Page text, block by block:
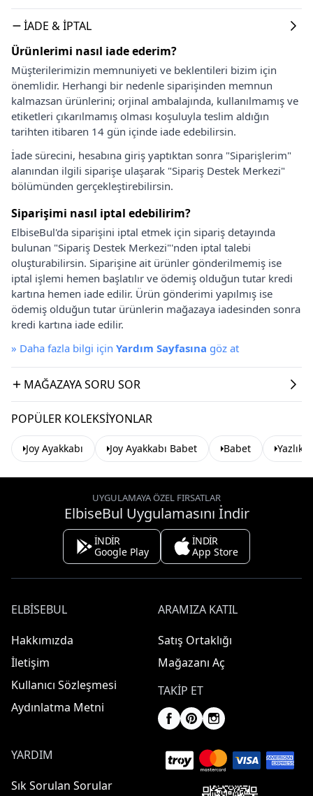
İADE & İPTAL
Ürünlerimi nasıl iade ederim?
Müşterilerimizin memnuniyeti ve beklentileri bizim için
önemlidir. Herhangi bir nedenle siparişinden memnun
kalmazsan ürünlerini; orjinal ambalajında, kullanılmamış ve
etiketleri çıkarılmamış olması koşuluyla teslim aldığın
tarihten itibaren 14 gün içinde iade edebilirsin.
İade sürecini, hesabına giriş yaptıktan sonra "Siparişlerim"
alanından ilgili siparişe ulaşarak "Sipariş Destek Merkezi"
bölümünden gerçekleştirebilirsin.
Siparişimi nasıl iptal edebilirim?
ElbiseBul'da siparişini iptal etmek için sipariş detayında
bulunan "Sipariş Destek Merkezi"'nden iptal talebi
oluşturabilirsin. Siparişine ait ürünler gönderilmemiş ise
iptal işlemi hemen başlatılır ve ödemiş olduğun tutar kredi
kartına hemen iade edilir. Ürün gönderimi yapılmış ise
ödemiş olduğun tutar ürünlerin mağazaya iadesinden sonra
kredi kartına iade edilir.
» Daha fazla bilgi için Yardım Sayfasına göz at
MAĞAZAYA SORU SOR
POPÜLER KOLEKSIYONLAR
Joy Ayakkabı Joy Ayakkabı Babet Babet Yazlık
UYGULAMAYA ÖZEL FIRSATLAR
ElbiseBul Uygulamasını İndir
İNDİR
Google Play
İNDİR
App Store
ELBISEBUL
Hakkımızda
İletişim
Kullanıcı Sözleşmesi
Aydınlatma Metni
ARAMIZA KATIL
Satış Ortaklığı
Mağazanı Aç
TAKIP ET
YARDIM
Sık Sorulan Sorular